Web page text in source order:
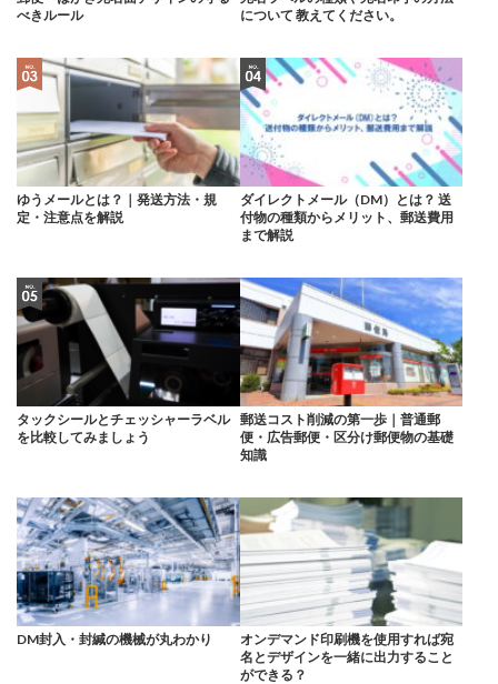
べきルール
について 教えてください。
ゆうメールとは？｜発送方法・規
定・注意点を解説
ダイレクトメール（DM）とは？ 送
付物の種類からメリット、郵送費用
まで解説
タックシールとチェッシャーラベル
を比較してみましょう
郵送コスト削減の第一歩｜普通郵
便・広告郵便・区分け郵便物の基礎
知識
DM封入・封緘の機械が丸わかり
オンデマンド印刷機を使用すれば宛
名とデザインを一緒に出力すること
ができる？